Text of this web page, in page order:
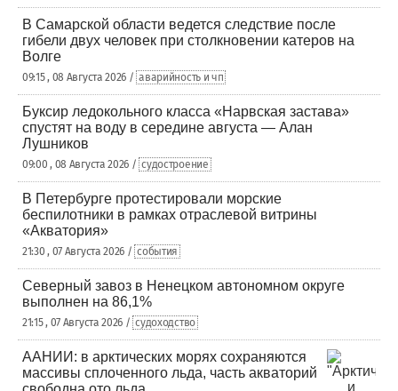
В Самарской области ведется следствие после
гибели двух человек при столкновении катеров на
Волге
09:15 , 08 Августа 2026 / аварийность и чп
Буксир ледокольного класса «Нарвская застава»
спустят на воду в середине августа — Алан
Лушников
09:00 , 08 Августа 2026 / судостроение
В Петербурге протестировали морские
беспилотники в рамках отраслевой витрины
«Акватория»
21:30 , 07 Августа 2026 / события
Северный завоз в Ненецком автономном округе
выполнен на 86,1%
21:15 , 07 Августа 2026 / судоходство
ААНИИ: в арктических морях сохраняются
массивы сплоченного льда, часть акваторий